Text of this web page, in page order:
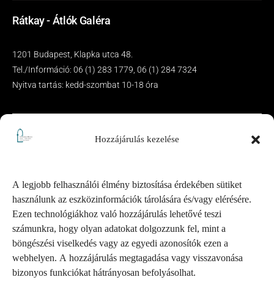
Hozzájárulás kezelése
A legjobb felhasználói élmény biztosítása érdekében sütiket
használunk az eszközinformációk tárolására és/vagy elérésére.
Ezen technológiákhoz való hozzájárulás lehetővé teszi
számunkra, hogy olyan adatokat dolgozzunk fel, mint a
böngészési viselkedés vagy az egyedi azonosítók ezen a
webhelyen. A hozzájárulás megtagadása vagy visszavonása
bizonyos funkciókat hátrányosan befolyásolhat.
Rátkay - Átlók Galéra
1201 Budapest, Klapka utca 48.
Tel./Információ: 06 (1) 283 1779, 06 (1) 284 7324
Nyitva tartás: kedd-szombat 10-18 óra